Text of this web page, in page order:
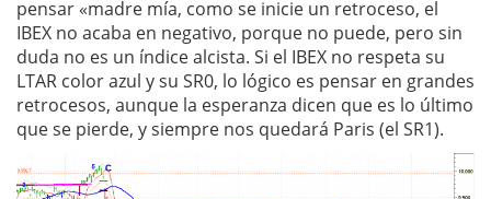
pensar «madre mía, como se inicie un retroceso, el
IBEX no acaba en negativo, porque no puede, pero sin
duda no es un índice alcista. Si el IBEX no respeta su
LTAR color azul y su SR0, lo lógico es pensar en grandes
retrocesos, aunque la esperanza dicen que es lo último
que se pierde, y siempre nos quedará Paris (el SR1).